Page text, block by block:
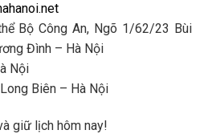
Bộ Công An, Ngõ 1/62/23 Bùi
Đình – Hà Nội
Nội
Biên – Hà Nội
giữ lịch hôm nay!